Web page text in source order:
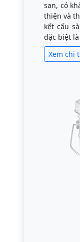
san, có
thiện và
kết cấu
đặc biệt
Xem chi